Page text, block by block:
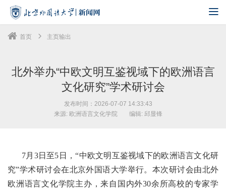
首页 主页输出
北外举办“中欧文明互鉴视域下的欧洲语言
文化研究”学术研讨会
发布时间：2026-07-07 14:33:43
来源: 欧洲语言文化学院
编辑: 邱显锋
7月3日至5日，“中欧文明互鉴视域下的欧洲语言文化研
究”学术研讨会在北京外国语大学举行。本次研讨会由北外
欧洲语言文化学院主办，来自国内外30余所高校的专家学